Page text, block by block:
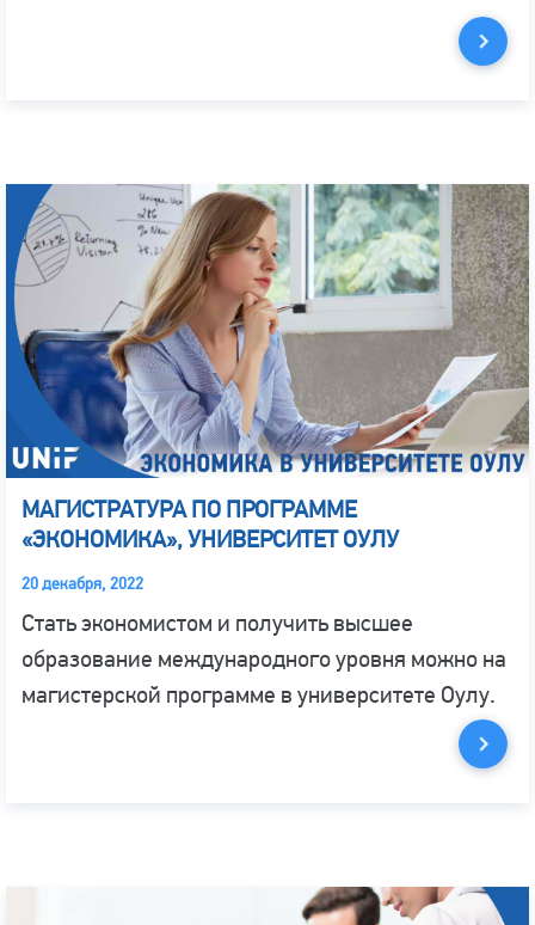
МАГИСТРАТУРА ПО ПРОГРАММЕ
«ЭКОНОМИКА», УНИВЕРСИТЕТ ОУЛУ
20 декабря, 2022
Стать экономистом и получить высшее
образование международного уровня можно на
магистерской программе в университете Оулу.